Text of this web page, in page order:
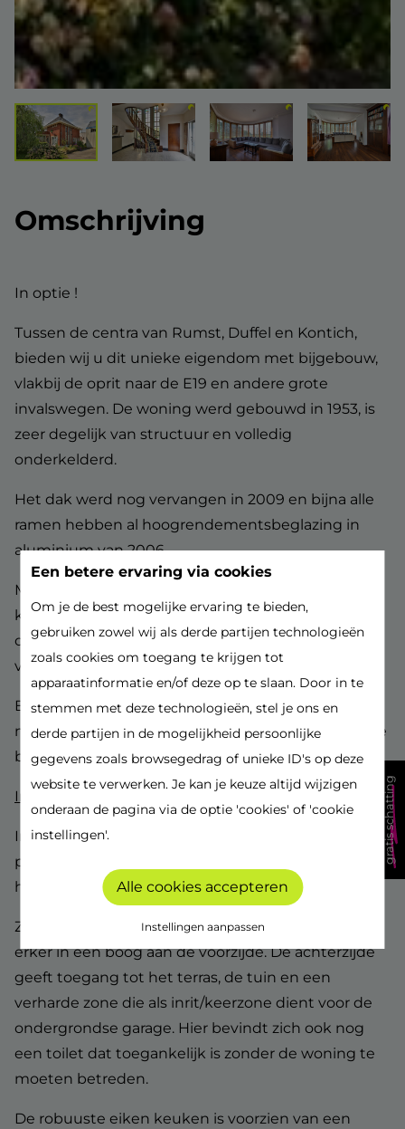
Een betere ervaring via cookies
Om je de best mogelijke ervaring te bieden,
gebruiken zowel wij als derde partijen technologieën
zoals cookies om toegang te krijgen tot
apparaatinformatie en/of deze op te slaan. Door in te
stemmen met deze technologieën, stel je ons en
derde partijen in de mogelijkheid persoonlijke
gegevens zoals browsegedrag of unieke ID's op deze
website te verwerken. Je kan je keuze altijd wijzigen
onderaan de pagina via de optie 'cookies' of 'cookie
instellingen'.
Alle cookies accepteren
Instellingen aanpassen
Omschrijving
In optie !
Tussen de centra van Rumst, Duffel en Kontich,
bieden wij u dit unieke eigendom met bijgebouw,
vlakbij de oprit naar de E19 en andere grote
invalswegen. De woning werd gebouwd in 1953, is
zeer degelijk van structuur en volledig
onderkelderd.
Het dak werd nog vervangen in 2009 en bijna alle
ramen hebben al hoogrendementsbeglazing in
aluminium van 2006.
Met 3 royale slaapkamers, een zeer ruime living en
keuken en gigantische kelders voor extra
opbergruimte, biedt deze woning een grote
veelzijdigheid.
Bovendien is er een bijgebouw achteraan van 75
m², dat voorzien is van alle nutsvoorzieningen en te
bereiken via de naastgelegen servitude met poort.
Indeling:
Imposante inkomhal met glas-in-lood ramen en
prachtige eiken draaitrap. Apart gastentoilet met
handenwasser.
Zeer ruime woonkamer met airco en charmante
erker in een boog aan de voorzijde. De achterzijde
geeft toegang tot het terras, de tuin en een
verharde zone die als inrit/keerzone dient voor de
ondergrondse garage. Hier bevindt zich ook nog
een toilet dat toegankelijk is zonder de woning te
moeten betreden.
De robuuste eiken keuken is voorzien van een
gratis schatting